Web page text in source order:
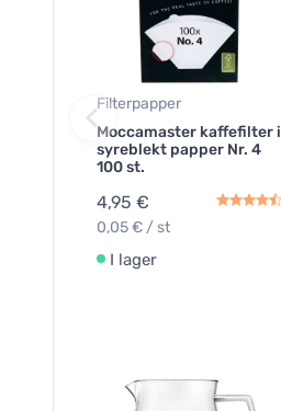
Filterpapper
Moccamaster kaffefilter i
syreblekt papper Nr. 4
100 st.
4,95 €
0,05 € / st
I lager